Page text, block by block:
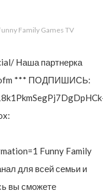
Family Games TV
Наша партнерка
*** ПОДПИШИСЬ:
Funny Family
для всей семьи и
вы сможете